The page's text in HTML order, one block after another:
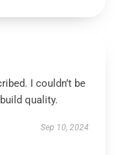
I couldn’t be
quality.
Sep 10, 2024